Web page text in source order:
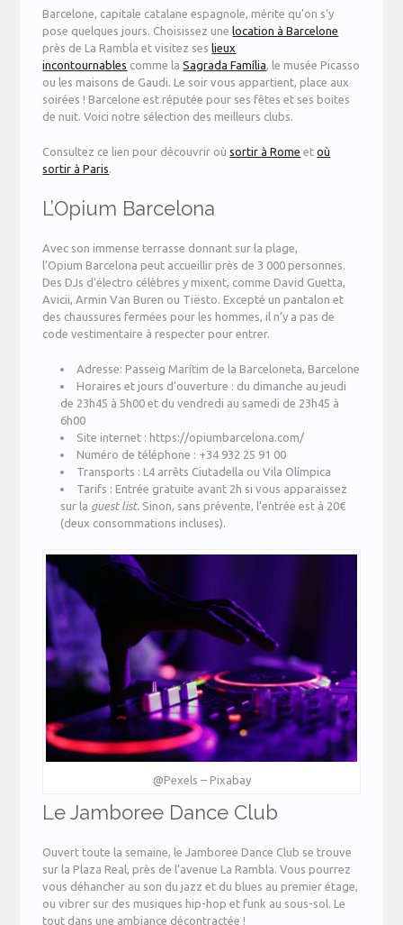
Barcelone, capitale catalane espagnole, mérite qu’on s’y
pose quelques jours. Choisissez une location à Barcelone
près de La Rambla et visitez ses lieux
incontournables comme laSagrada Família, le musée Picasso
ou les maisons de Gaudi. Le soir vous appartient, place aux
soirées ! Barcelone est réputée pour ses fêtes et ses boites
de nuit. Voici notre sélection des meilleurs clubs.
Consultez ce lien pour découvrir oùsortir à Rome etoù
sortir à Paris
L’Opium Barcelona
Avec son immense terrasse donnant sur la plage,
l’Opium Barcelona peut accueillir près de 3 000 personnes.
Des DJs d’électro célèbres y mixent, comme David Guetta,
Avicii, Armin Van Buren ou Tiësto. Excepté un pantalon et
des chaussures fermées pour les hommes, il n’y a pas de
code vestimentaire à respecter pour entrer.
Adresse: Passeig Marítim de la Barceloneta, Barcelone
Horaires et jours d’ouverture : du dimanche au jeudi
de 23h45 à 5h00 et du vendredi au samedi de 23h45 à
6h00
Site internet : https://opiumbarcelona.com/
Numéro de téléphone : +34 932 25 91 00
Transports : L4 arrêts Ciutadella ou Vila Olímpica
Tarifs : Entrée gratuite avant 2h si vous apparaissez
sur la guest list. Sinon, sans prévente, l’entrée est à 20€
(deux consommations incluses).
@Pexels – Pixabay
Le Jamboree Dance Club
Ouvert toute la semaine, le Jamboree Dance Club se trouve
sur la Plaza Real, près de l’avenue La Rambla. Vous pourrez
vous déhancher au son du jazz et du blues au premier étage,
ou vibrer sur des musiques hip-hop et funk au sous-sol. Le
tout dans une ambiance décontractée !